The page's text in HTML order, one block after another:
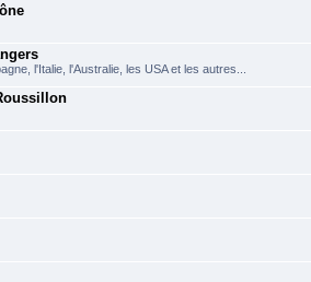
l'Italie, l'Australie, les USA et les autres...